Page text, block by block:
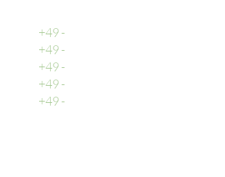
+49 -
+49 -
+49 -
+49 -
+49 -